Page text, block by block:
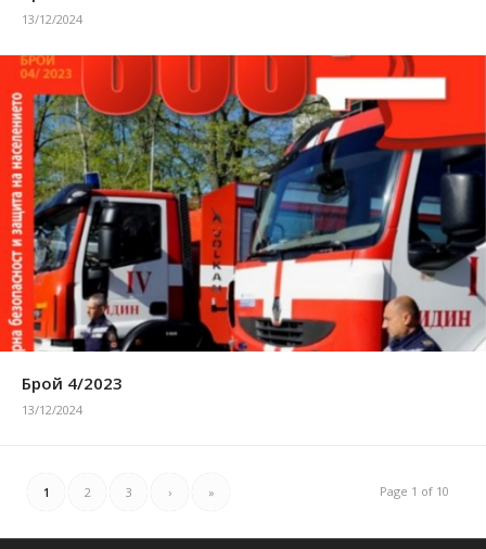
13/12/2024
Брой 4/2023
13/12/2024
Page 1 of 10
1 2 3 › »